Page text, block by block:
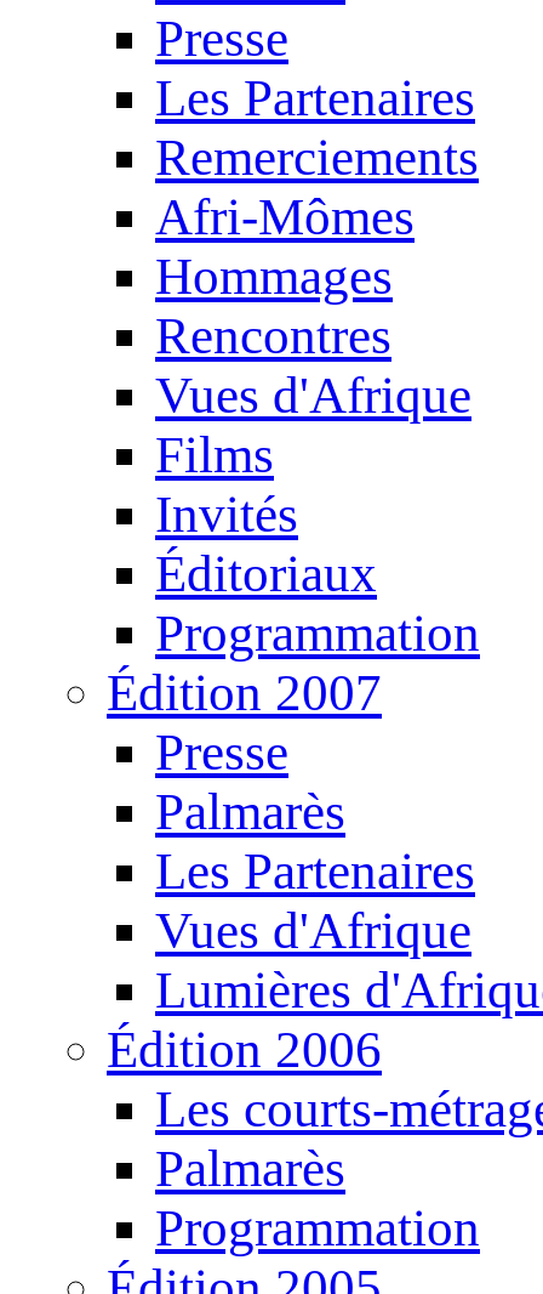
Presse
Les Partenaires
Remerciements
Afri-Mômes
Hommages
Rencontres
Vues d'Afrique
Films
Invités
Éditoriaux
Programmation
Édition 2007
Presse
Palmarès
Les Partenaires
Vues d'Afrique
Lumières
Édition 2006
Les courts-
Palmarès
Programmation